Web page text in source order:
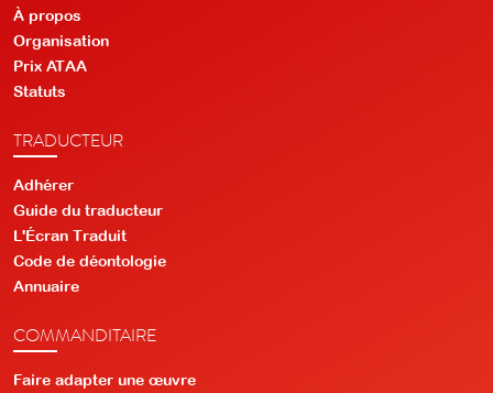
À propos
Organisation
Prix ATAA
Statuts
TRADUCTEUR
Adhérer
Guide du traducteur
L'Écran Traduit
Code de déontologie
Annuaire
COMMANDITAIRE
Faire adapter une œuvre